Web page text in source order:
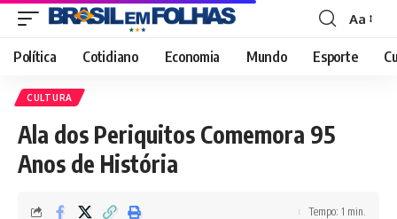
Font
Resizer
Aa
Política Cotidiano Economia Mundo Esporte
CULTURA
Ala dos Periquitos Comemora 95
Anos de História
Tempo: 1 min.